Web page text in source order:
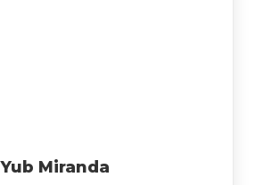
Yub Miranda